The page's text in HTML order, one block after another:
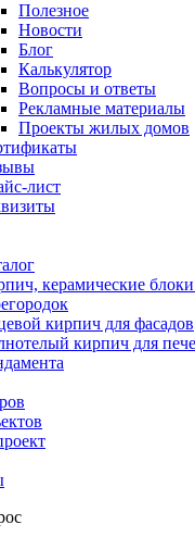
Полезное
Новости
Блог
Калькулятор
Вопросы и ответы
Рекламные материалы
Проекты жилых домов
лист
керамические блоки
кирпич для фасадов
кирпич для